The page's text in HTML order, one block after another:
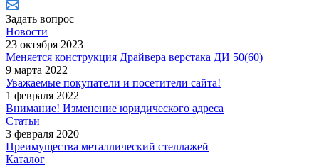
Задать вопрос
Новости
23 октября 2023
Меняется конструкция Драйвера верстака ДИ 50(60)
9 марта 2022
Уважаемые покупатели и посетители сайта!
1 февраля 2022
Внимание! Изменение юридического адреса
Статьи
3 февраля 2020
Преимущества металлический стеллажей
Каталог